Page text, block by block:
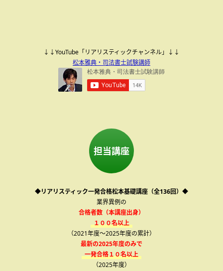
↓↓YouTube「リアリスティックチャンネル」↓↓
松本雅典・司法書士試験講師
担当講座
◆リアリスティック一発合格松本基礎講座（全136回）◆
業界異例の
合格者数（本講座出身）
１００名以上
（2021年度～2025年度の累計）
最新の2025年度のみで
一発合格１０名以上
（2025年度）